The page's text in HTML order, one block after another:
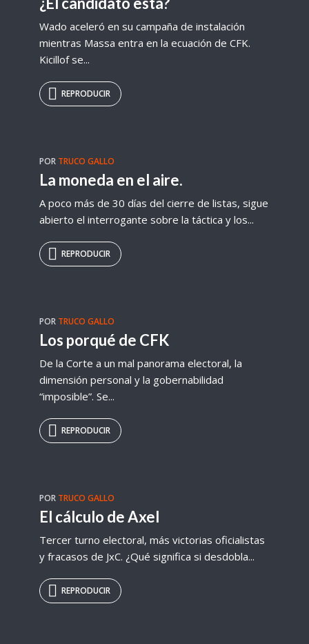
Wado aceleró en su campaña de instalación
mientras Massa entra en la ecuación de CFK.
Kicillof se...
REPRODUCIR
POR TRUCO GALLO
La moneda en el aire.
A poco más de 30 días del cierre de listas, sigue
abierto el interrogante sobre la táctica y los...
REPRODUCIR
POR TRUCO GALLO
Los porqué de CFK
De la Corte a un mal panorama electoral, la
dimensión personal y la gobernabilidad
“imposible”. Se...
REPRODUCIR
POR TRUCO GALLO
El cálculo de Axel
Tercer turno electoral, más victorias oficialistas
y fracasos de JxC. ¿Qué significa si desdobla...
REPRODUCIR